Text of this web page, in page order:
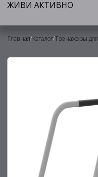
ЖИВИ АКТИВНО
Главная/Каталог/Тренажеры